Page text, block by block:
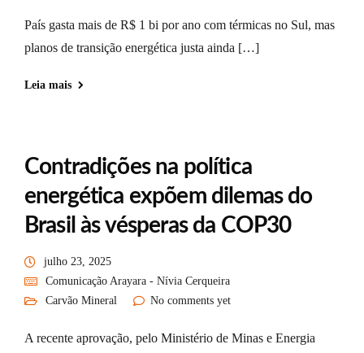
País gasta mais de R$ 1 bi por ano com térmicas no Sul, mas
planos de transição energética justa ainda […]
Leia mais
Contradições na política
energética expõem dilemas do
Brasil às vésperas da COP30
julho 23, 2025
Comunicação Arayara - Nívia Cerqueira
Carvão Mineral
No comments yet
A recente aprovação, pelo Ministério de Minas e Energia